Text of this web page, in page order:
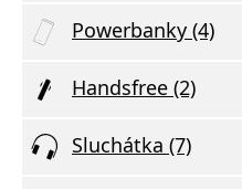
Powerbanky (4)
Handsfree (2)
Sluchátka (7)